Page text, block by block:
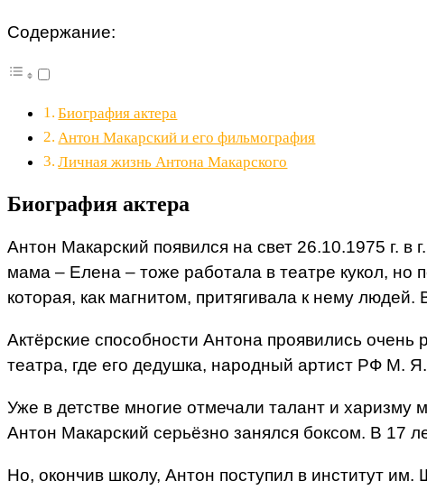
Содержание:
Биография актера
Антон Макарский и его фильмография
Личная жизнь Антона Макарского
Биография актера
Антон Макарский появился на свет 26.10.1975 г. в
мама – Елена – тоже работала в театре кукол, но
которая, как магнитом, притягивала к нему
Актёрские способности Антона проявились очень
театра, где его дедушка, народный артист РФ М.
Уже в детстве многие отмечали талант и
Антон Макарский серьёзно занялся боксом. В 17
Но, окончив школу, Антон поступил в институт